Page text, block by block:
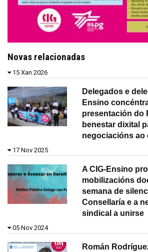
Novas relacionadas
15 Xan 2026
Delegados e
Ensino
presentación do
benestar dixital
negociacións ao
17 Nov 2025
A CIG-Ensino
mobilizacións
semana de
Consellaría e a
sindical a unirse
05 Nov 2024
Román